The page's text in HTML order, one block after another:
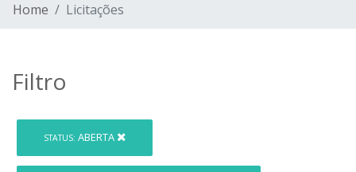
Home Licitações
Filtro
STATUS: ABERTA